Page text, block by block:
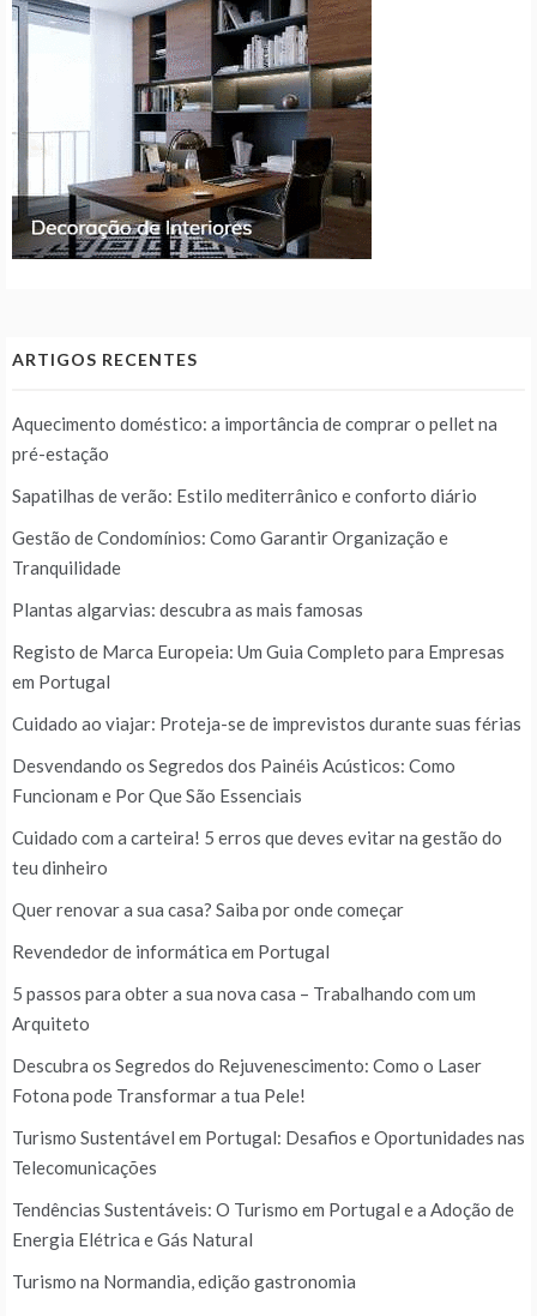
ARTIGOS RECENTES
Aquecimento doméstico: a importância de comprar o pellet na
pré-estação
Sapatilhas de verão: Estilo mediterrânico e conforto diário
Gestão de Condomínios: Como Garantir Organização e
Tranquilidade
Plantas algarvias: descubra as mais famosas
Registo de Marca Europeia: Um Guia Completo para Empresas
em Portugal
Cuidado ao viajar: Proteja-se de imprevistos durante suas férias
Desvendando os Segredos dos Painéis Acústicos: Como
Funcionam e Por Que São Essenciais
Cuidado com a carteira! 5 erros que deves evitar na gestão do
teu dinheiro
Quer renovar a sua casa? Saiba por onde começar
Revendedor de informática em Portugal
5 passos para obter a sua nova casa – Trabalhando com um
Arquiteto
Descubra os Segredos do Rejuvenescimento: Como o Laser
Fotona pode Transformar a tua Pele!
Turismo Sustentável em Portugal: Desafios e Oportunidades nas
Telecomunicações
Tendências Sustentáveis: O Turismo em Portugal e a Adoção de
Energia Elétrica e Gás Natural
Turismo na Normandia, edição gastronomia